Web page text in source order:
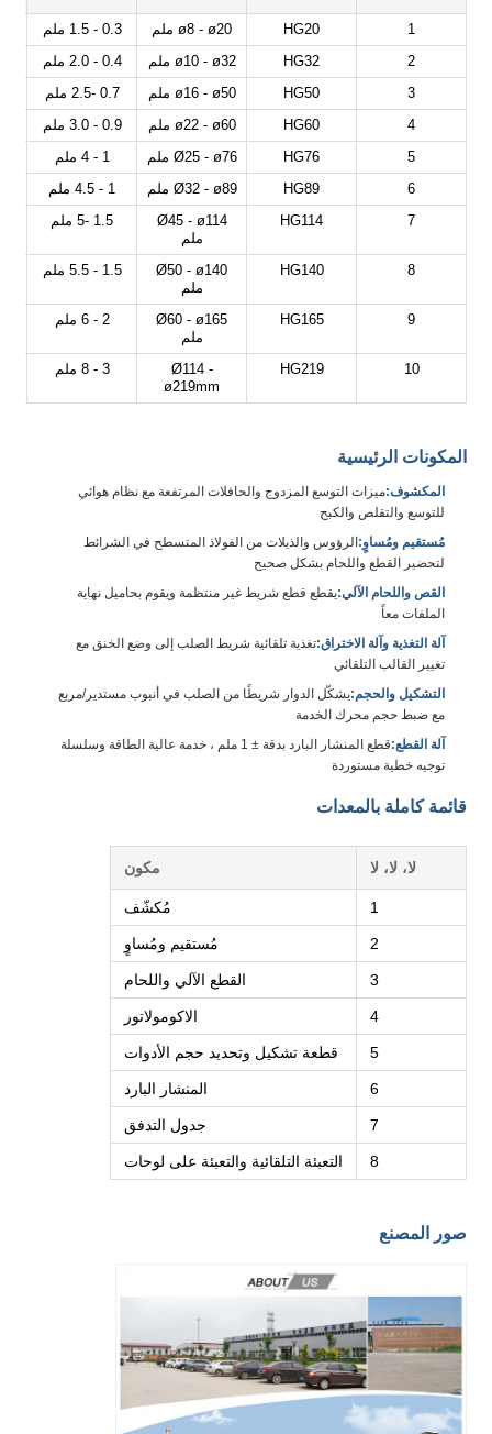
1
HG20 ø8 - ø20 ملم
0.3 - 1.5 ملم
2
HG32 ø10 - ø32 ملم
0.4 - 2.0 ملم
3
HG50 ø16 - ø50 ملم
0.7 -2.5 ملم
4
HG60 ø22 - ø60 ملم
0.9 - 3.0 ملم
5
HG76 Ø25 - ø76 ملم
1 - 4 ملم
6
HG89 Ø32 - ø89 ملم
1 - 4.5 ملم
7
HG114
Ø45 - ø114
ملم
1.5 -5 ملم
8
HG140
Ø50 - ø140
ملم
1.5 - 5.5 ملم
9
HG165
Ø60 - ø165
ملم
2 - 6 ملم
10
HG219
Ø114 -
ø219mm
3 - 8 ملم
المكونات الرئيسية
المكشوف:ميزات التوسع المزدوج والحافلات المرتفعة مع نظام هوائي
للتوسع والتقلص والكبح
مُستقيم ومُساوٍ:الرؤوس والذيلات من الفولاذ المتسطح في الشرائط
لتحضير القطع واللحام بشكل صحيح
القص واللحام الآلي:يقطع قطع شريط غير منتظمة ويقوم بحاميل نهاية
الملفات معاً
آلة التغذية وآلة الاختراق:تغذية تلقائية شريط الصلب إلى وضع الخنق مع
تغيير القالب التلقائي
التشكيل والحجم:يشكّل الدوار شريطًا من الصلب في أنبوب مستدير/مربع
مع ضبط حجم محرك الخدمة
آلة القطع:
قطع المنشار البارد بدقة ± 1 ملم ، خدمة عالية الطاقة وسلسلة
توجيه خطية مستوردة
قائمة كاملة بالمعدات
لا، لا، لا مكون
1 مُكشّف
2 مُستقيم ومُساوٍ
3 القطع الآلي واللحام
4 الاكومولاتور
5 قطعة تشكيل وتحديد حجم الأدوات
6 المنشار البارد
7 جدول التدفق
8 التعبئة التلقائية والتعبئة على لوحات
صور المصنع